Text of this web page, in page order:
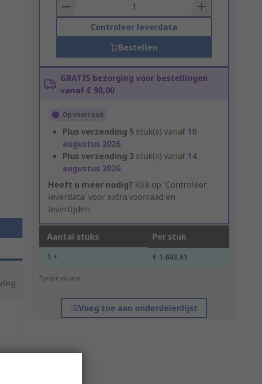
Basket
Controleer leverdata
Bestellen
GRATIS bezorging voor bestellingen
vanaf € 90,00
Op voorraad
Plus verzending 5 stuk(s) vanaf 10
augustus 2026
Plus verzending 3 stuk(s) vanaf 14
augustus 2026
Heeft u meer nodig? Klik op 'Controleer
leverdata' voor extra voorraad en
levertijden.
Aantal stuks Per stuk
1 + € 1.603,61
*prijsindicatie
Voeg toe aan onderdelenlijst